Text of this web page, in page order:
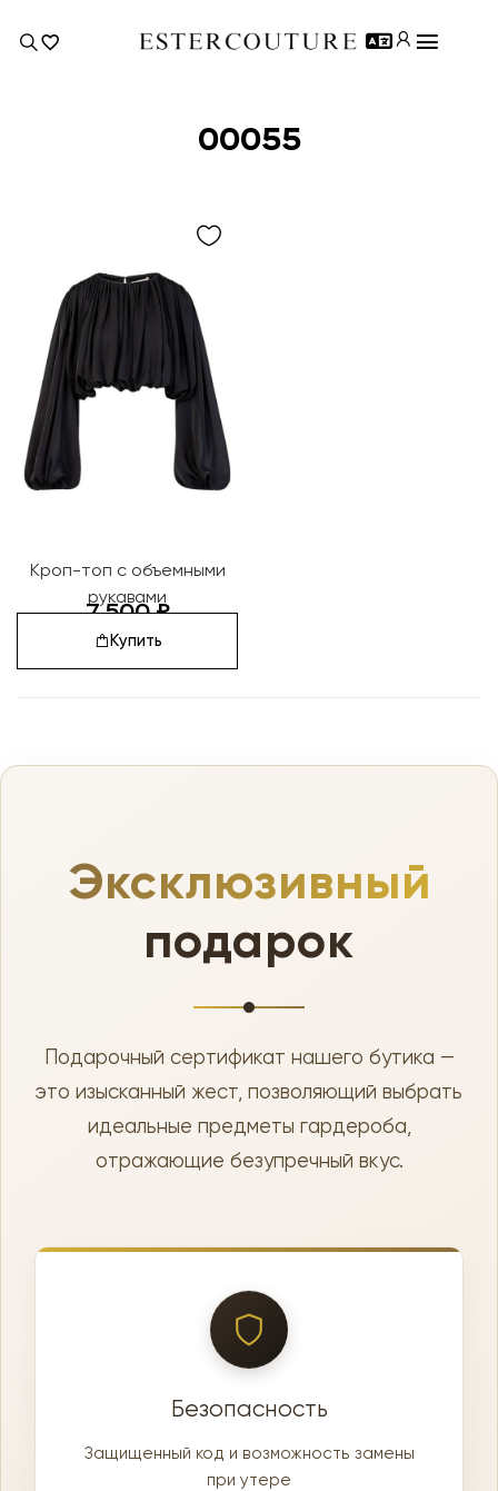
00055
Кроп-топ с объемными
рукавами
7 500₽
Купить
Эксклюзивный
подарок
Подарочный сертификат нашего бутика —
это изысканный жест, позволяющий выбрать
идеальные предметы гардероба,
отражающие безупречный вкус.
Безопасность
Защищенный код и возможность замены
при утере